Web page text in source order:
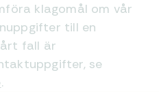
klagomål om vår
till en
fall är
se
.